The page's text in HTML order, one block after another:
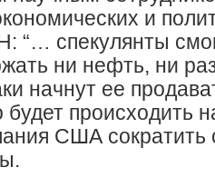
и
“… спекулянты
ни нефть, ни
начнут ее
будет происходить
США сократить